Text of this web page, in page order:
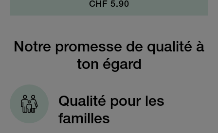
CHF 5.90
Notre promesse de qualité à
ton égard
Qualité pour les
familles